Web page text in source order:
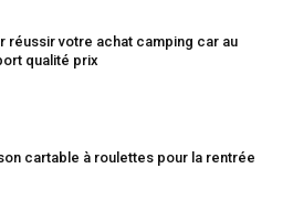
réussir votre achat camping car au
qualité prix
cartable à roulettes pour la rentrée